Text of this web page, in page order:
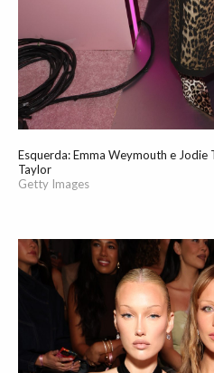
Esquerda: Emma Weymouth e Jodie
Taylor
Getty Images